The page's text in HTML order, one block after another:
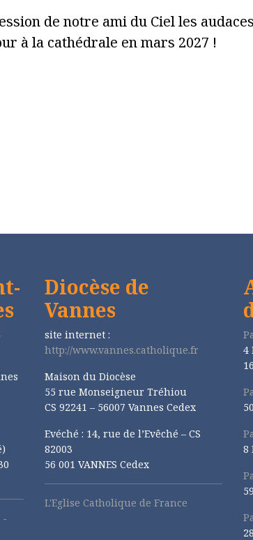
de notre ami du Ciel les
à la cathédrale en mars 2027 !
2026
-
Diocèse de
Vannes
site internet :
http://www.vannes.catholique.fr
Maison du Diocèse
55 rue Monseigneur Tréhiou
CS 92241 – 56007 Vannes Cedex
Evéché : 14, rue de l’Evêché – CS
82003
56 001 VANNES Cedex
L'Eglise Catholique de France
4
8